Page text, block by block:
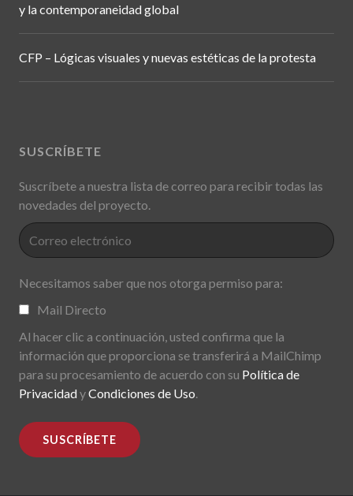
y la contemporaneidad global
CFP – Lógicas visuales y nuevas estéticas de la protesta
SUSCRÍBETE
Suscríbete a nuestra lista de correo para recibir todas las
novedades del proyecto.
Necesitamos saber que nos otorga permiso para:
Mail Directo
Al hacer clic a continuación, usted confirma que la
información que proporciona se transferirá a MailChimp
para su procesamiento de acuerdo con su Política de
PrivacidadyCondiciones de Uso